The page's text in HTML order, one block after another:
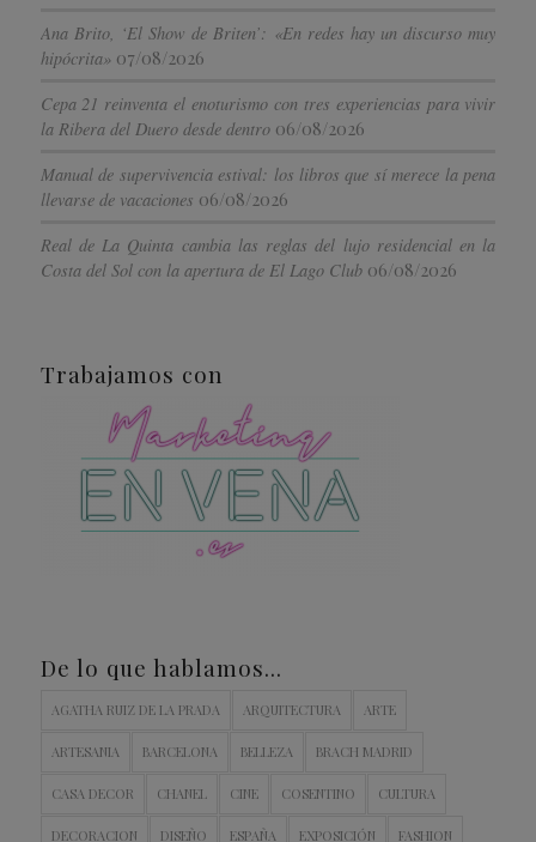
Ana Brito, ‘El Show de Briten’: «En redes hay un discurso muy
hipócrita» 07/08/2026
Cepa 21 reinventa el enoturismo con tres experiencias para vivir
la Ribera del Duero desde dentro 06/08/2026
Manual de supervivencia estival: los libros que sí merece la pena
llevarse de vacaciones 06/08/2026
Real de La Quinta cambia las reglas del lujo residencial en la
Costa del Sol con la apertura de El Lago Club 06/08/2026
Trabajamos con
De lo que hablamos…
AGATHA RUIZ DE LA PRADA ARQUITECTURA ARTE
ARTESANIA BARCELONA BELLEZA BRACH MADRID
CASA DECOR CHANEL CINE COSENTINO CULTURA
DECORACION DISEÑO ESPAÑA EXPOSICIÓN FASHION